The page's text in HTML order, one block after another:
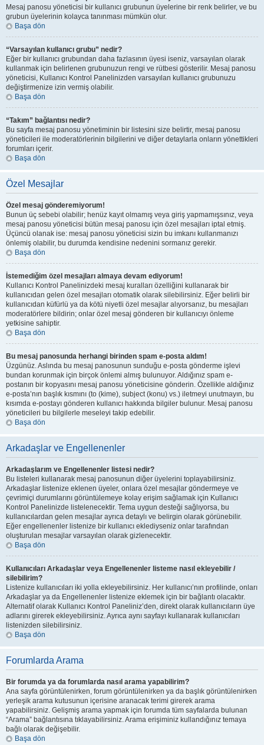
Mesaj panosu yöneticisi bir kullanıcı grubunun üyelerine bir renk belirler, ve bu
grubun üyelerinin kolayca tanınması mümkün olur.
Başa dön
“Varsayılan kullanıcı grubu” nedir?
Eğer bir kullanıcı grubundan daha fazlasının üyesi iseniz, varsayılan olarak
kullanmak için belirlenen grubunuzun rengi ve rütbesi gösterilir. Mesaj panosu
yöneticisi, Kullanıcı Kontrol Panelinizden varsayılan kullanıcı grubunuzu
değiştirmenize izin vermiş olabilir.
Başa dön
“Takım” bağlantısı nedir?
Bu sayfa mesaj panosu yönetiminin bir listesini size belirtir, mesaj panosu
yöneticileri ile moderatörlerinin bilgilerini ve diğer detaylarla onların yönettikleri
forumları içerir.
Başa dön
Özel Mesajlar
Özel mesaj gönderemiyorum!
Bunun üç sebebi olabilir; henüz kayıt olmamış veya giriş yapmamışsınız, veya
mesaj panosu yöneticisi bütün mesaj panosu için özel mesajları iptal etmiş.
Üçüncü olanak ise: mesaj panosu yöneticisi sizin bu imkanı kullanmanızı
önlemiş olabilir, bu durumda kendisine nedenini sormanız gerekir.
Başa dön
İstemediğim özel mesajları almaya devam ediyorum!
Kullanıcı Kontrol Panelinizdeki mesaj kuralları özelliğini kullanarak bir
kullanıcıdan gelen özel mesajları otomatik olarak silebilirsiniz. Eğer belirli bir
kullanıcıdan küfürlü ya da kötü niyetli özel mesajlar alıyorsanız, bu mesajları
moderatörlere bildirin; onlar özel mesaj gönderen bir kullanıcıyı önleme
yetkisine sahiptir.
Başa dön
Bu mesaj panosunda herhangi birinden spam e-posta aldım!
Üzgünüz. Aslında bu mesaj panosunun sunduğu e-posta gönderme işlevi
bundan korunmak için birçok önlemi almış bulunuyor. Aldığınız spam e-
postanın bir kopyasını mesaj panosu yöneticisine gönderin. Özellikle aldığınız
e-posta’nın başlık kısmını (to (kime), subject (konu) vs.) iletmeyi unutmayın, bu
kısımda e-postayı gönderen kullanıcı hakkında bilgiler bulunur. Mesaj panosu
yöneticileri bu bilgilerle meseleyi takip edebilir.
Başa dön
Arkadaşlar ve Engellenenler
Arkadaşlarım ve Engellenenler listesi nedir?
Bu listeleri kullanarak mesaj panosunun diğer üyelerini toplayabilirsiniz.
Arkadaşlar listenize eklenen üyeler, onlara özel mesajlar göndermeye ve
çevrimiçi durumlarını görüntülemeye kolay erişim sağlamak için Kullanıcı
Kontrol Panelinizde listelenecektir. Tema uygun desteği sağlıyorsa, bu
kullanıcılardan gelen mesajlar ayrıca detaylı ve belirgin olarak görünebilir.
Eğer engellenenler listenize bir kullanıcı eklediyseniz onlar tarafından
oluşturulan mesajlar varsayılan olarak gizlenecektir.
Başa dön
Kullanıcıları Arkadaşlar veya Engellenenler listeme nasıl ekleyebilir /
silebilirim?
Listenize kullanıcıları iki yolla ekleyebilirsiniz. Her kullanıcı’nın profilinde, onları
Arkadaşlar ya da Engellenenler listenize eklemek için bir bağlantı olacaktır.
Alternatif olarak Kullanıcı Kontrol Paneliniz’den, direkt olarak kullanıcıların üye
adlarını girerek ekleyebilirsiniz. Ayrıca aynı sayfayı kullanarak kullanıcıları
listenizden silebilirsiniz.
Başa dön
Forumlarda Arama
Bir forumda ya da forumlarda nasıl arama yapabilirim?
Ana sayfa görüntülenirken, forum görüntülenirken ya da başlık görüntülenirken
yerleşik arama kutusunun içerisine aranacak terimi girerek arama
yapabilirsiniz. Gelişmiş arama yapmak için forumda tüm sayfalarda bulunan
“Arama” bağlantısına tıklayabilirsiniz. Arama erişiminiz kullandığınız temaya
bağlı olarak değişebilir.
Başa dön